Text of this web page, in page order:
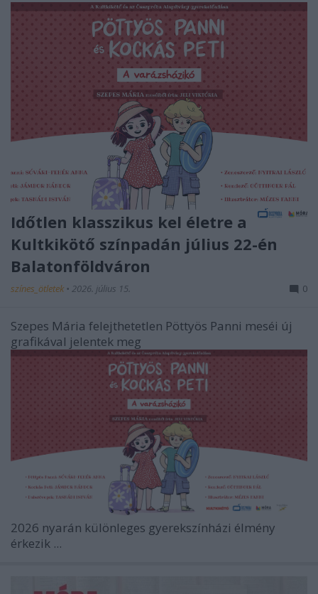
Időtlen klasszikus kel életre a
Kultkikötő színpadán július 22-én
Balatonföldváron
színes_ötletek • 2026. július 15. 0
Szepes Mária felejthetetlen Pöttyös Panni meséi új
grafikával jelentek meg
2026 nyarán különleges gyerekszínházi élmény
érkezik ...